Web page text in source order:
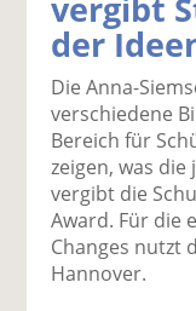
der
Die Anna-
verschiedene
Bereich für
zeigen, was
vergibt die
Award. Für die
Changes nutzt
Hannover.